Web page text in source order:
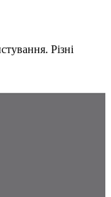
Різні